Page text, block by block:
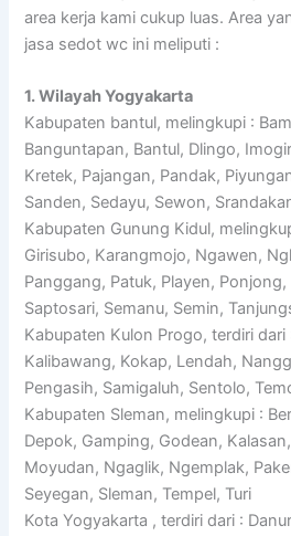
area kerja kami cukup luas. Area
jasa sedot wc ini meliputi :
1. Wilayah Yogyakarta
Kabupaten bantul, melingkupi :
Banguntapan, Bantul, Dlingo,
Kretek, Pajangan, Pandak,
Sanden, Sedayu, Sewon,
Kabupaten Gunung Kidul,
Girisubo, Karangmojo, Ngawen,
Panggang, Patuk, Playen,
Saptosari, Semanu, Semin,
Kabupaten Kulon Progo, terdiri dari
Kalibawang, Kokap, Lendah,
Pengasih, Samigaluh, Sentolo,
Kabupaten Sleman, melingkupi :
Depok, Gamping, Godean,
Moyudan, Ngaglik, Ngemplak,
Seyegan, Sleman, Tempel, Turi
Kota Yogyakarta , terdiri dari :